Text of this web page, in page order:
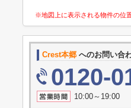
※地図上に表示される物件の位
Crest本郷 へのお問い合
0120-
10:00～19:00